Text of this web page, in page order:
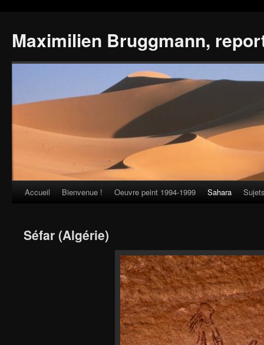
Maximilien Bruggmann,
Skip
content
Accueil Bienvenue ! Oeuvre peint 1994-1999 Sahara
Séfar (Algérie)